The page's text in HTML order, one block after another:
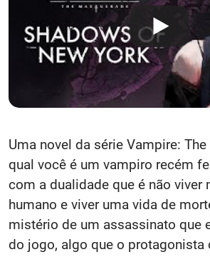
Uma novel da série Vampire:
qual você é um vampiro recém
com a dualidade que é não viver
humano e viver uma vida de
mistério de um assassinato que
do jogo, algo que o protagonista